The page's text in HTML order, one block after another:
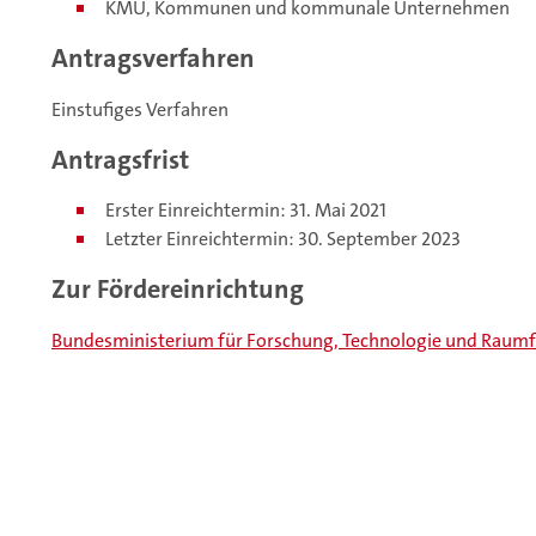
KMU, Kommunen und kommunale Unternehmen
Antragsverfahren
Einstufiges Verfahren
Antragsfrist
Erster Einreichtermin: 31. Mai 2021
Letzter Einreichtermin: 30. September 2023
Zur Fördereinrichtung
Bundesministerium für Forschung, Technologie und